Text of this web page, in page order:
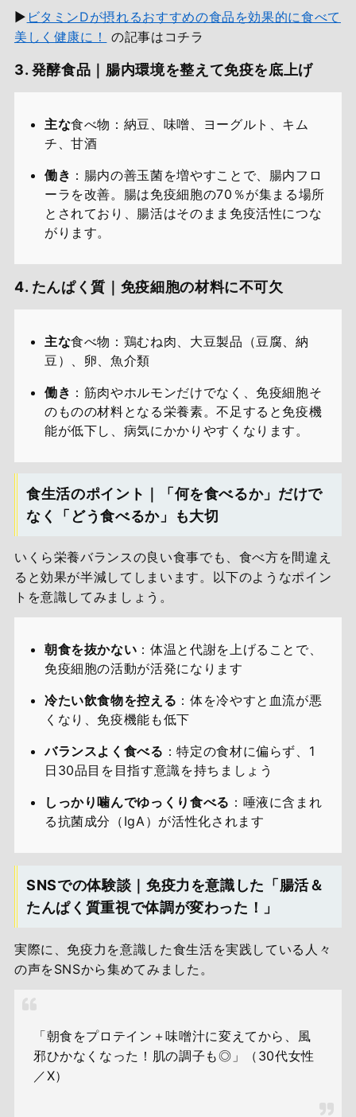
▶ ビタミンDが摂れるおすすめの食品を効果的に食べて
美しく健康に！
の記事はコチラ
3. 発酵食品｜腸内環境を整えて免疫を底上げ
主な食べ物：納豆、味噌、ヨーグルト、キム
チ、甘酒
働き ：腸内の善玉菌を増やすことで、腸内フロ
ーラを改善。腸は免疫細胞の70％が集まる場所
とされており、腸活はそのまま免疫活性につな
がります。
4. たんぱく質｜免疫細胞の材料に不可欠
主な食べ物：鶏むね肉、大豆製品（豆腐、納
豆）、卵、魚介類
働き ：筋肉やホルモンだけでなく、免疫細胞そ
のものの材料となる栄養素。不足すると免疫機
能が低下し、病気にかかりやすくなります。
食生活のポイント｜「何を食べるか」だけで
なく「どう食べるか」も大切
いくら栄養バランスの良い食事でも、食べ方を間違え
ると効果が半減してしまいます。以下のようなポイン
トを意識してみましょう。
朝食を抜かない ：体温と代謝を上げることで、
免疫細胞の活動が活発になります
冷たい飲食物を控える ：体を冷やすと血流が悪
くなり、免疫機能も低下
バランスよく食べる ：特定の食材に偏らず、1
日30品目を目指す意識を持ちましょう
しっかり噛んでゆっくり食べる ：唾液に含まれ
る抗菌成分（IgA）が活性化されます
SNSでの体験談｜免疫力を意識した「腸活＆
たんぱく質重視で体調が変わった！」
実際に、免疫力を意識した食生活を実践している人々
の声をSNSから集めてみました。
「朝食をプロテイン＋味噌汁に変えてから、風
邪ひかなくなった！肌の調子も◎」（30代女性
／X）